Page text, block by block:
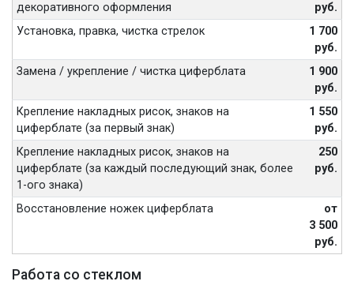
декоративного оформления
руб.
Установка, правка, чистка стрелок
1 700
руб.
Замена / укрепление / чистка циферблата
1 900
руб.
Крепление накладных рисок, знаков на
циферблате (за первый знак)
1 550
руб.
Крепление накладных рисок, знаков на
циферблате (за каждый последующий знак, более
1-ого знака)
250
руб.
Восстановление ножек циферблата
от
3 500
руб.
Работа со стеклом